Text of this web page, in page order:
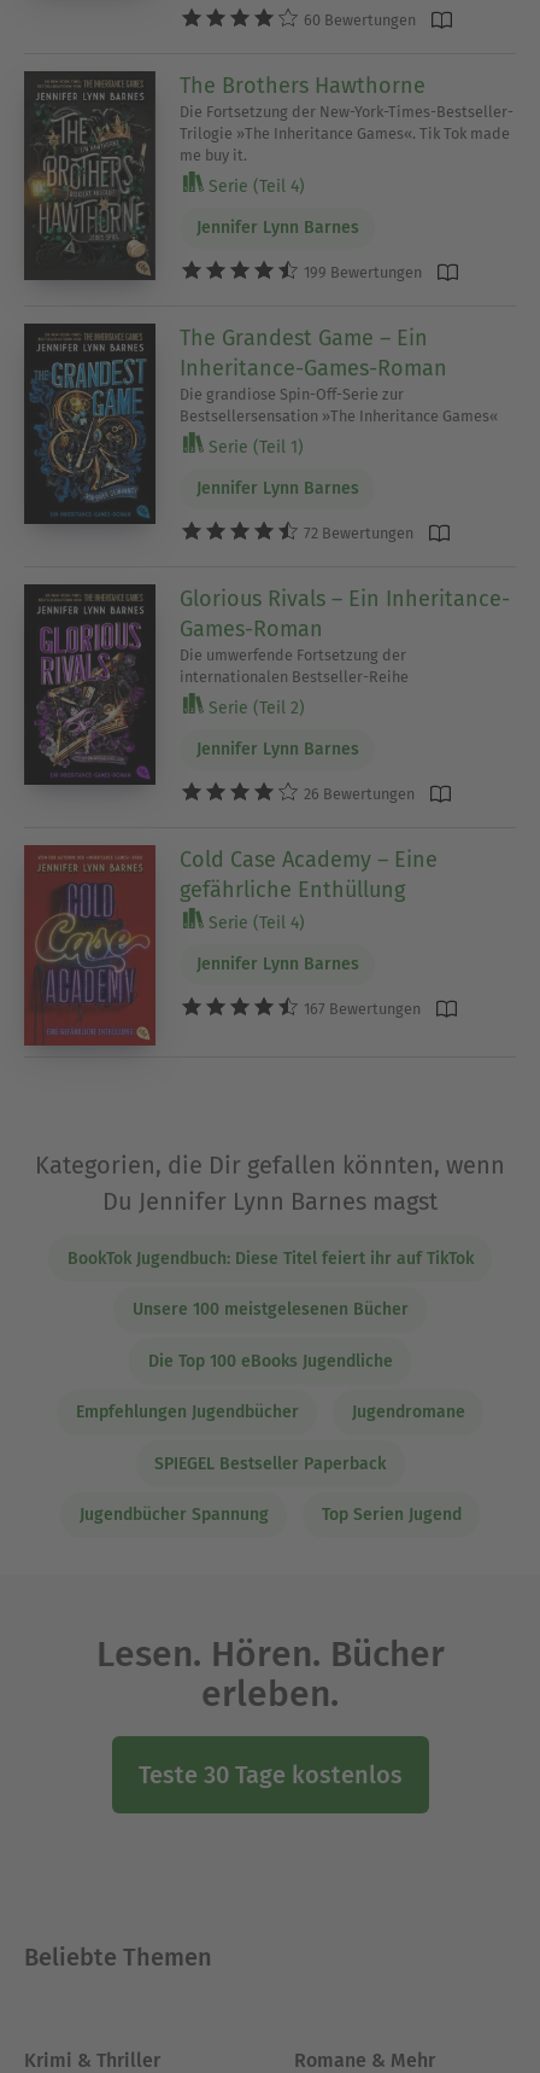
60 Bewertungen
The Brothers Hawthorne
Die Fortsetzung der New-York-Times-Bestseller-
Trilogie »The Inheritance Games«. Tik Tok made
me buy it.
Serie (Teil 4)
Jennifer Lynn Barnes
199 Bewertungen
The Grandest Game – Ein
Inheritance-Games-Roman
Die grandiose Spin-Off-Serie zur
Bestsellersensation »The Inheritance Games«
Serie (Teil 1)
Jennifer Lynn Barnes
72 Bewertungen
Glorious Rivals – Ein Inheritance-
Games-Roman
Die umwerfende Fortsetzung der
internationalen Bestseller-Reihe
Serie (Teil 2)
Jennifer Lynn Barnes
26 Bewertungen
Cold Case Academy – Eine
gefährliche Enthüllung
Serie (Teil 4)
Jennifer Lynn Barnes
167 Bewertungen
Kategorien, die Dir gefallen könnten, wenn
Du Jennifer Lynn Barnes magst
BookTok Jugendbuch: Diese Titel feiert ihr auf TikTok
Unsere 100 meistgelesenen Bücher
Die Top 100 eBooks Jugendliche
Empfehlungen Jugendbücher Jugendromane
SPIEGEL Bestseller Paperback
Jugendbücher Spannung Top Serien Jugend
Lesen. Hören. Bücher
erleben.
Teste 30 Tage kostenlos
Beliebte Themen
Krimi & Thriller Romane & Mehr